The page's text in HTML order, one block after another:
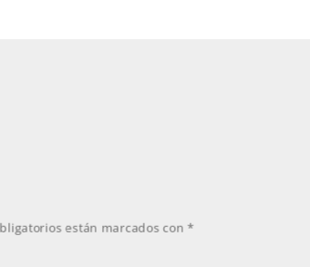
están marcados con *